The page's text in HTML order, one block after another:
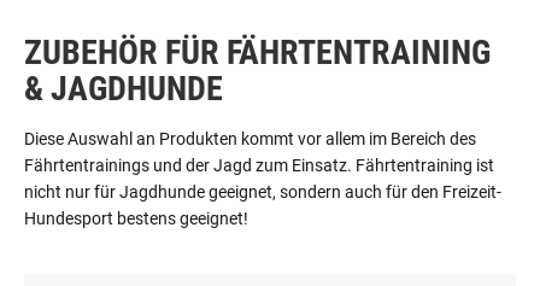
ZUBEHÖR FÜR FÄHRTENTRAINING
& JAGDHUNDE
Diese Auswahl an Produkten kommt vor allem im Bereich des
Fährtentrainings und der Jagd zum Einsatz. Fährtentraining ist
nicht nur für Jagdhunde geeignet, sondern auch für den Freizeit-
Hundesport bestens geeignet!